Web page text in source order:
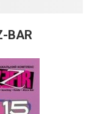
BAR